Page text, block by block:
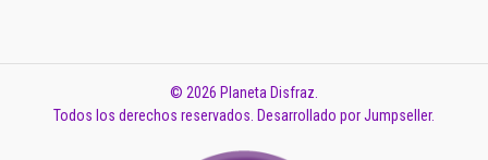
© 2026 Planeta Disfraz.
Todos los derechos reservados. Desarrollado por Jumpseller.